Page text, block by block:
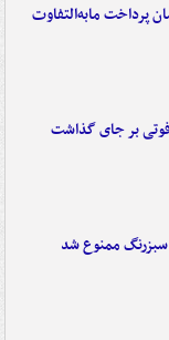
پرداخت مابه‌التفاوت
سبزرنگ ممنوع شد